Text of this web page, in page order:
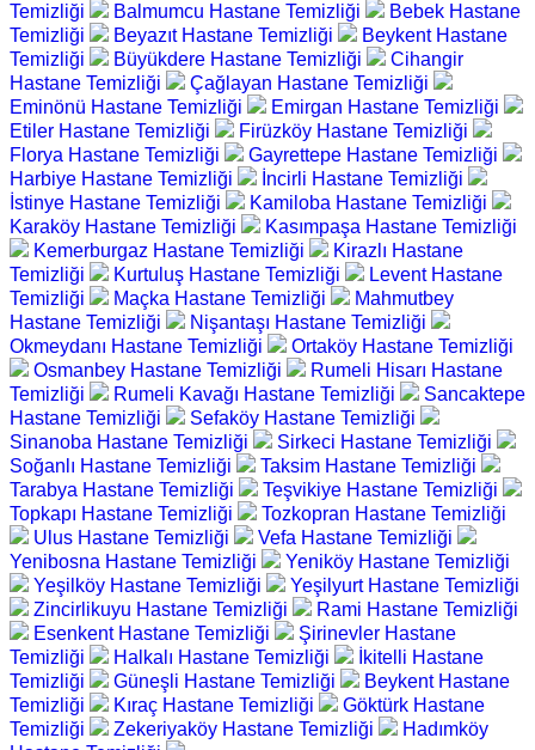
Temizliği
Balmumcu Hastane Temizliği
Bebek Hastane
Temizliği
Beyazıt Hastane Temizliği
Beykent Hastane
Temizliği
Büyükdere Hastane Temizliği
Cihangir
Hastane Temizliği
Çağlayan Hastane Temizliği
Eminönü Hastane Temizliği
Emirgan Hastane Temizliği
Etiler Hastane Temizliği
Firüzköy Hastane Temizliği
Florya Hastane Temizliği
Gayrettepe Hastane Temizliği
Harbiye Hastane Temizliği
İncirli Hastane Temizliği
İstinye Hastane Temizliği
Kamiloba Hastane Temizliği
Karaköy Hastane Temizliği
Kasımpaşa Hastane Temizliği
Kemerburgaz Hastane Temizliği
Kirazlı Hastane
Temizliği
Kurtuluş Hastane Temizliği
Levent Hastane
Temizliği
Maçka Hastane Temizliği
Mahmutbey
Hastane Temizliği
Nişantaşı Hastane Temizliği
Okmeydanı Hastane Temizliği
Ortaköy Hastane Temizliği
Osmanbey Hastane Temizliği
Rumeli Hisarı Hastane
Temizliği
Rumeli Kavağı Hastane Temizliği
Sancaktepe
Hastane Temizliği
Sefaköy Hastane Temizliği
Sinanoba Hastane Temizliği
Sirkeci Hastane Temizliği
Soğanlı Hastane Temizliği
Taksim Hastane Temizliği
Tarabya Hastane Temizliği
Teşvikiye Hastane Temizliği
Topkapı Hastane Temizliği
Tozkopran Hastane Temizliği
Ulus Hastane Temizliği
Vefa Hastane Temizliği
Yenibosna Hastane Temizliği
Yeniköy Hastane Temizliği
Yeşilköy Hastane Temizliği
Yeşilyurt Hastane Temizliği
Zincirlikuyu Hastane Temizliği
Rami Hastane Temizliği
Esenkent Hastane Temizliği
Şirinevler Hastane
Temizliği
Halkalı Hastane Temizliği
İkitelli Hastane
Temizliği
Güneşli Hastane Temizliği
Beykent Hastane
Temizliği
Kıraç Hastane Temizliği
Göktürk Hastane
Temizliği
Zekeriyaköy Hastane Temizliği
Hadımköy